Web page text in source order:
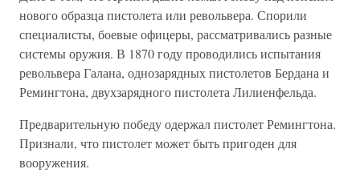
нового образца пистолета или револьвера. Спорили
специалисты, боевые офицеры, рассматривались разные
системы оружия. В 1870 году проводились испытания
револьвера Галана, однозарядных пистолетов Бердана и
Ремингтона, двухзарядного пистолета Лилиенфельда.
Предварительную победу одержал пистолет Ремингтона.
Признали, что пистолет может быть пригоден для
вооружения.